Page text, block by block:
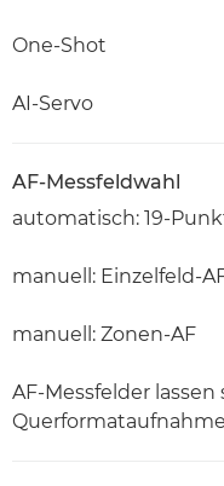
One-Shot
AI-Servo
AF-Messfeldwahl
automatisch: 19-
manuell: Einzelfeld-
manuell: Zonen-AF
AF-Messfelder